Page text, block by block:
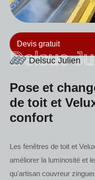
Devis gratuit
Delsuc Julien
Delsuc
Pose et
de toit et
confort
Les fenêtres de toit et
améliorer la luminosité et
qu'artisan couvreur